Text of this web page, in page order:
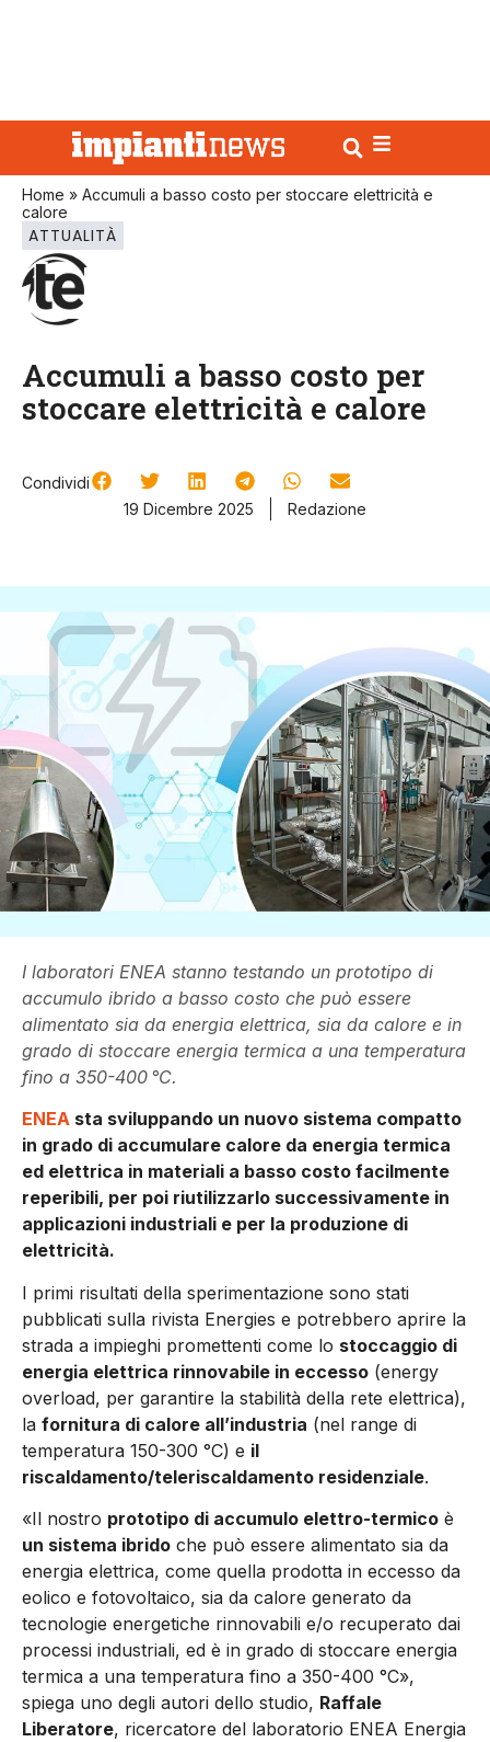
Home » Accumuli a basso costo per stoccare elettricità e
calore
ATTUALITÀ
Accumuli a basso costo per
stoccare elettricità e calore
Condividi
19 Dicembre 2025
Redazione
I laboratori ENEA stanno testando un prototipo di
accumulo ibrido a basso costo che può essere
alimentato sia da energia elettrica, sia da calore e in
grado di stoccare energia termica a una temperatura
fino a 350-400 °C.
ENEA sta sviluppando un nuovo sistema compatto
in grado di accumulare calore da energia termica
ed elettrica in materiali a basso costo facilmente
reperibili, per poi riutilizzarlo successivamente in
applicazioni industriali e per la produzione di
elettricità.
I primi risultati della sperimentazione sono stati
pubblicati sulla rivista Energies e potrebbero aprire la
strada a impieghi promettenti come lo stoccaggio di
energia elettrica rinnovabile in eccesso (energy
overload, per garantire la stabilità della rete elettrica),
la fornitura di calore all’industria (nel range di
temperatura 150-300 °C) e il
riscaldamento/teleriscaldamento residenziale.
«Il nostro prototipo di accumulo elettro-termico è
un sistema ibrido che può essere alimentato sia da
energia elettrica, come quella prodotta in eccesso da
eolico e fotovoltaico, sia da calore generato da
tecnologie energetiche rinnovabili e/o recuperato dai
processi industriali, ed è in grado di stoccare energia
termica a una temperatura fino a 350-400 °C»,
spiega uno degli autori dello studio, Raffale
Liberatore, ricercatore del laboratorio ENEA Energia